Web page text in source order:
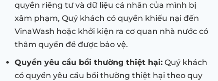
quyền riêng tư và dữ liệu cá nhân của mình bị
xâm phạm, Quý khách có quyền khiếu nại đến
VinaWash hoặc khởi kiện ra cơ quan nhà nước có
thẩm quyền để được bảo vệ.
Quyền yêu cầu bồi thường thiệt hại: Quý khách
có quyền yêu cầu bồi thường thiệt hại theo quy